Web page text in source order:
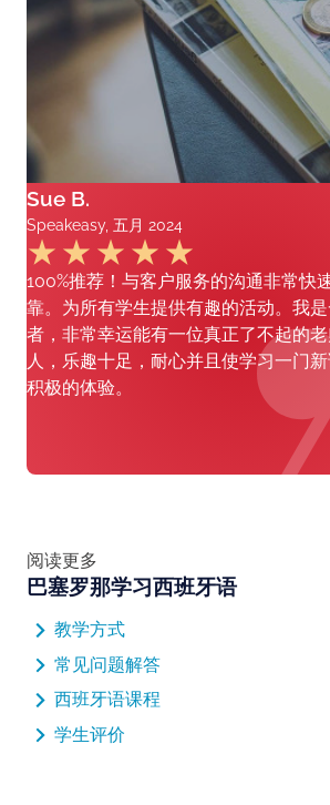
Sue B.
Speakeasy, 五月 2024
100%推荐！与客户服务的沟通非常快
靠。为所有学生提供有趣的活动。我
者，非常幸运能有一位真正了不起的
人，乐趣十足，耐心并且使学习一门
积极的体验。
阅读更多
巴塞罗那学习西班牙语
教学方式
常见问题解答
西班牙语课程
学生评价